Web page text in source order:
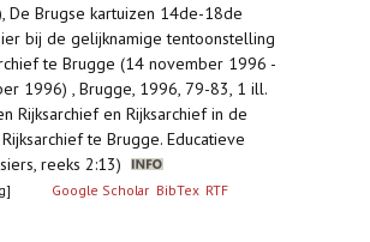
De Brugse kartuizen 14de-18de
bij de gelijknamige tentoonstelling
te Brugge (14 november 1996 -
1996) , Brugge, 1996, 79-83, 1 ill.
Rijksarchief en Rijksarchief in de
te Brugge. Educatieve
reeks 2:13)
Google Scholar BibTex RTF